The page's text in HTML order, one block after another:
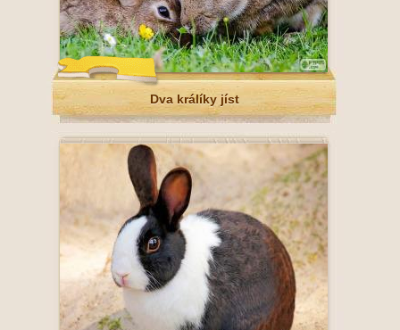
Dva králíky jíst